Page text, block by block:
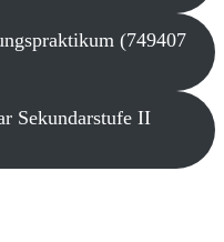
(749407
Sekundarstufe II